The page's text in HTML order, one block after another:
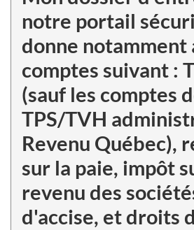
notre portail
donne notamment
comptes suivant :
(sauf les comptes
TPS/TVH
Revenu Québec),
sur la paie, impôt
revenu des
d'accise, et droits